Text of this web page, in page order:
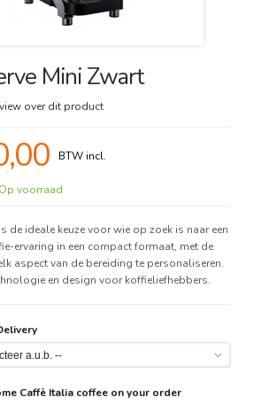
Mini Zwart
over dit product
Op voorraad
de ideale keuze voor wie op zoek is naar een
ervaring in een compact formaat, met de
aspect van de bereiding te personaliseren.
en design voor koffieliefhebbers.
Caffè Italia coffee on your order